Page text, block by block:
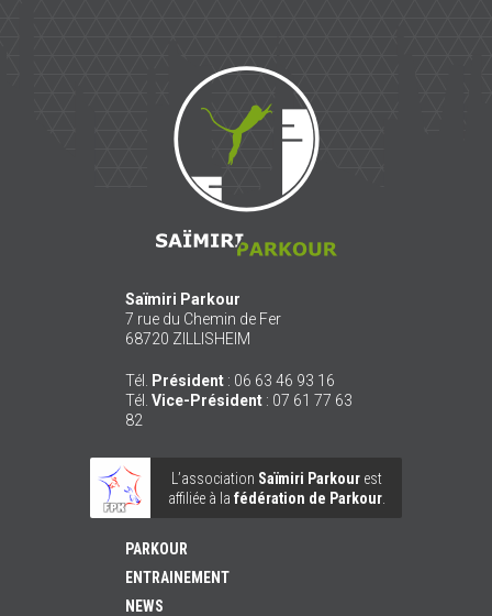
Saïmiri
Parkour
Saïmiri Parkour
7 rue du Chemin de Fer
68720 ZILLISHEIM
Tél. Président : 06 63 46 93 16
Tél. Vice-Président : 07 61 77 63
82
L’association Saïmiri Parkourest
affiliée à la fédération de Parkour.
PARKOUR
ENTRAINEMENT
NEWS